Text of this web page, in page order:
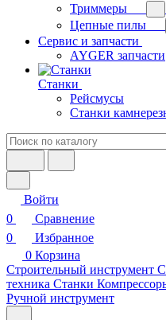
Триммеры
Цепные пилы
Сервис и запчасти
AYGER запчасти
Станки
Рейсмусы
Станки
Войти
0
Сравнение
0
Избранное
0 Корзина
Строительный инструмент
техника Станки
Ручной инструмент